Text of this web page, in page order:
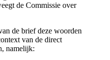
de Commissie over
de brief deze woorden
van de direct
namelijk: